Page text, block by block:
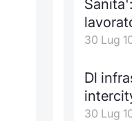
30 Lug
Dl
30 Lug